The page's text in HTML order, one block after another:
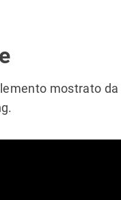
mostrato